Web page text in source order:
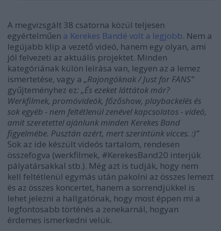
A megvizsgált 38 csatorna közül teljesen
egyértelműen a Kerekes Bandé volt a legjobb. Nem a
legújabb klip a vezető videó, hanem egy olyan, ami
jól felvezeti az aktuális projektet. Minden
kategóriának külön leírása van, legyen az a lemez
ismertetése, vagy a „Rajongóknak / Just for FANS”
gyűjteményhez ez: „És ezeket láttátok már?
Werkfilmek, promóvideók, főzőshow, playbackelés és
sok egyéb - nem feltétlenül zenével kapcsolatos - videó,
amit szeretettel ajánlunk minden Kerekes Band
figyelmébe. Pusztán azért, mert szerintünk vicces. :)”
Sok az ide készült videós tartalom, rendesen
összefogva (werkfilmek, #KerekesBand20 interjúk
pályatársakkal stb.). Még azt is tudják, hogy nem
kell feltétlenül egymás után pakolni az összes lemezt
és az összes koncertet, hanem a sorrendjükkel is
lehet jelezni a hallgatónak, hogy most éppen mi a
legfontosabb történés a zenekarnál, hogyan
érdemes ismerkedni velük.